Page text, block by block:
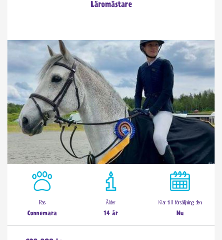
Läromästare
Ras
Connemara
Ålder
14 år
Klar till försäljning den
Nu